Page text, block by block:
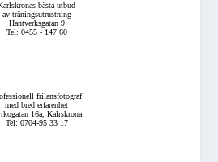
bästa utbud
av träningsutrustning
Hantverksgatan 9
Tel: 0455 - 147 60
frilansfotograf
med bred erfarenhet
16a, Kalrskrona
Tel: 0704-95 33 17